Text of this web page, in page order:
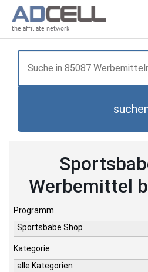
the affiliate network
Werbemittel
Programm
Sportsbabe Shop
Kategorie
alle Kategorien